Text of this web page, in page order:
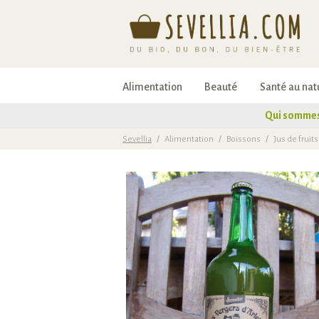
Alimentation Beauté Santé au
Qui
Sevellia / Alimentation / Boissons / Jus de fruits